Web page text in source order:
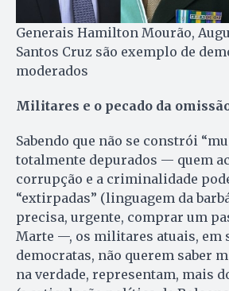
Generais Hamilton Mourão,
Santos Cruz são exemplo de
moderados
Militares e o pecado da
Sabendo que não se constrói
totalmente depurados — quem
corrupção e a criminalidade
“extirpadas” (linguagem da
precisa, urgente, comprar um
Marte —, os militares atuais, em
democratas, não querem saber
na verdade, representam, mais